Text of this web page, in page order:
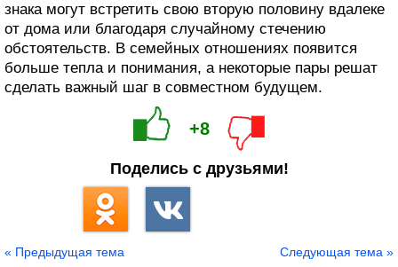
знака могут встретить свою вторую половину вдалеке
от дома или благодаря случайному стечению
обстоятельств. В семейных отношениях появится
больше тепла и понимания, а некоторые пары решат
сделать важный шаг в совместном будущем.
+8
Поделись с друзьями!
« Предыдущая тема Следующая тема »